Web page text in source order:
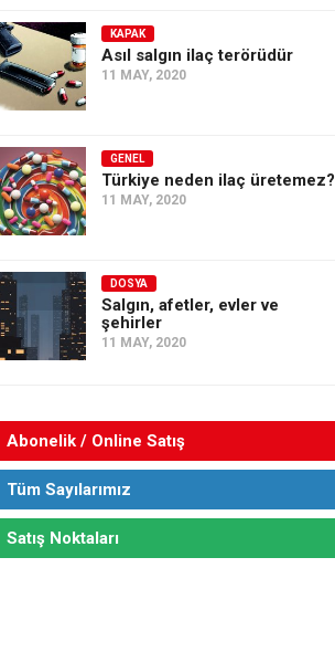
KAPAK
Asıl salgın ilaç terörüdür
11 MAY, 2020
GENEL
Türkiye neden ilaç üretemez?
11 MAY, 2020
DOSYA
Salgın, afetler, evler ve
şehirler
11 MAY, 2020
Abonelik / Online Satış
Tüm Sayılarımız
Satış Noktaları